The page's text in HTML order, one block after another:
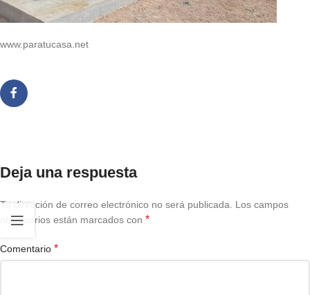
www.paratucasa.net
Deja una respuesta
Tu dirección de correo electrónico no será publicada.
Los campos
obligatorios están marcados con *
Comentario *